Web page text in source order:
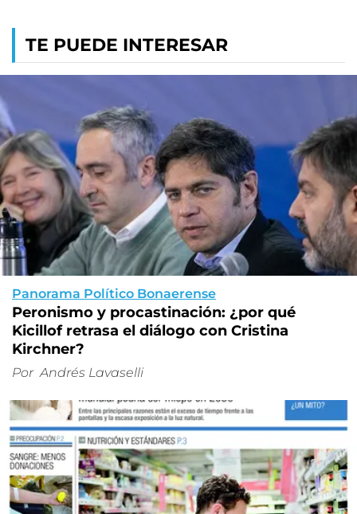
TE PUEDE INTERESAR
Panorama Político Bonaerense
Peronismo y procastinación: ¿por qué
Kicillof retrasa el diálogo con Cristina
Kirchner?
Por Andrés Lavaselli